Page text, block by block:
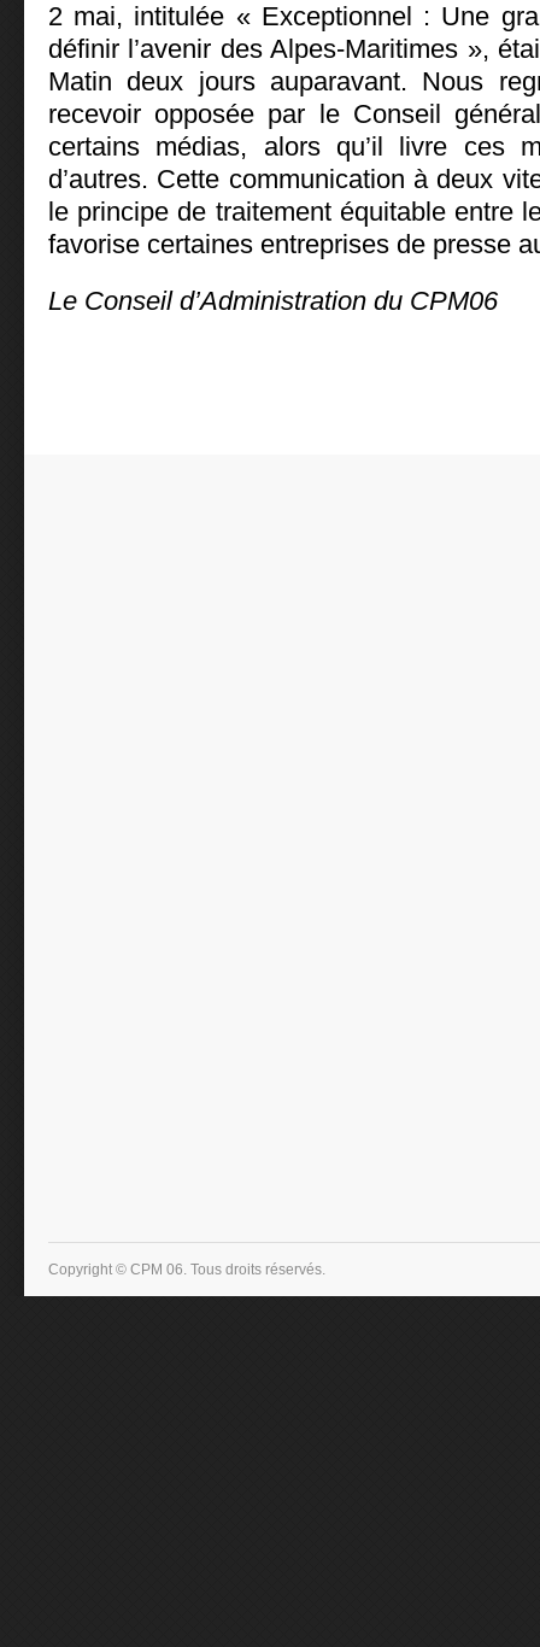
2 mai, intitulée « Exceptionnel : Une
définir l’avenir des Alpes-Maritimes »,
Matin deux jours auparavant. Nous
recevoir opposée par le Conseil
certains médias, alors qu’il livre ces
d’autres. Cette communication à deux
le principe de traitement équitable entre
favorise certaines entreprises de presse
Le Conseil d’Administration du CPM06
Copyright © CPM 06. Tous droits réservés.